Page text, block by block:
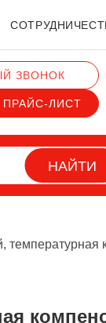
ЗВОНОК
ПРАЙС-ЛИСТ
НАЙТИ